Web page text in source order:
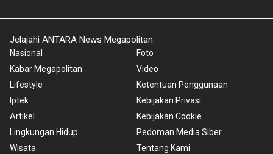
Jelajahi ANTARA News Megapolitan
Nasional
Kabar Megapolitan
Lifestyle
Iptek
Artikel
Lingkungan Hidup
Wisata
Foto
Video
Ketentuan Penggunaan
Kebijakan Privasi
Kebijakan Cookie
Pedoman Media Siber
Tentang Kami